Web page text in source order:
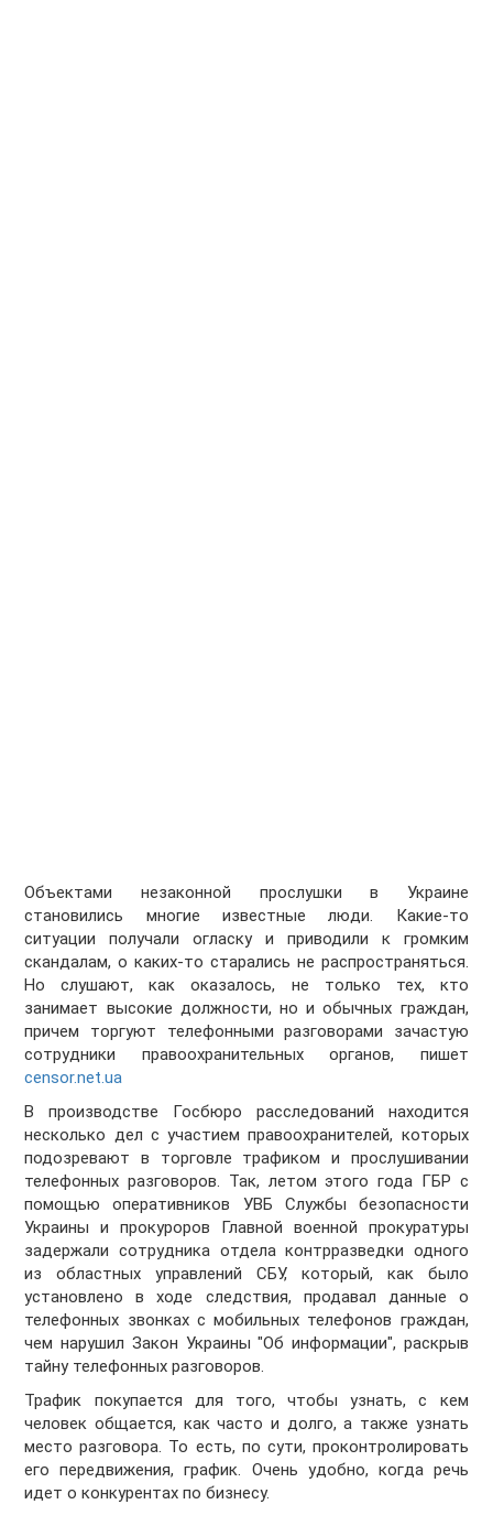
Объектами незаконной прослушки в Украине
становились многие известные люди. Какие-то
ситуации получали огласку и приводили к громким
скандалам, о каких-то старались не распространяться.
Но слушают, как оказалось, не только тех, кто
занимает высокие должности, но и обычных граждан,
причем торгуют телефонными разговорами зачастую
сотрудники правоохранительных органов, пишет
censor.net.ua
В производстве Госбюро расследований находится
несколько дел с участием правоохранителей, которых
подозревают в торговле трафиком и прослушивании
телефонных разговоров. Так, летом этого года ГБР с
помощью оперативников УВБ Службы безопасности
Украины и прокуроров Главной военной прокуратуры
задержали сотрудника отдела контрразведки одного
из областных управлений СБУ, который, как было
установлено в ходе следствия, продавал данные о
телефонных звонках с мобильных телефонов граждан,
чем нарушил Закон Украины "Об информации", раскрыв
тайну телефонных разговоров.
Трафик покупается для того, чтобы узнать, с кем
человек общается, как часто и долго, а также узнать
место разговора. То есть, по сути, проконтролировать
его передвижения, график. Очень удобно, когда речь
идет о конкурентах по бизнесу.